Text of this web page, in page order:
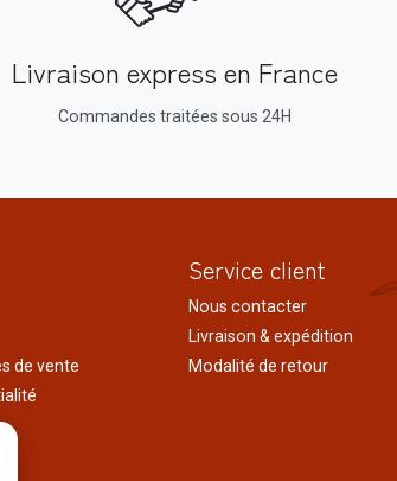
Livraison express en France
Commandes traitées sous 24H
de vente
Service client
Nous contacter
Livraison & expédition
Modalité de retour